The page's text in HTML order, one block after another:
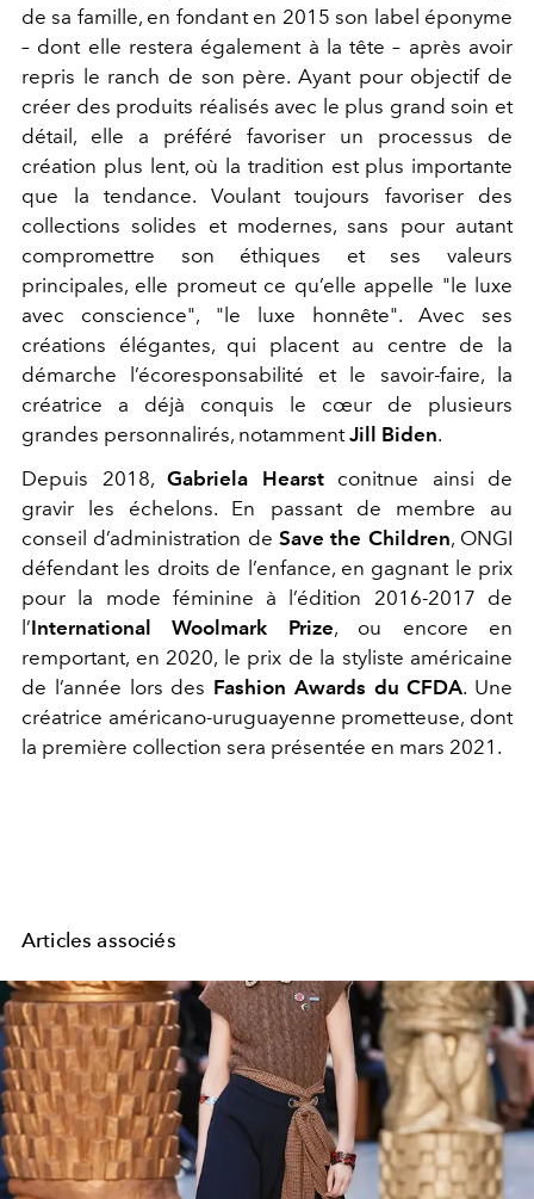
de sa famille, en fondant en 2015 son label éponyme
– dont elle restera également à la tête – après avoir
repris le ranch de son père. Ayant pour objectif de
créer des produits réalisés avec le plus grand soin et
détail, elle a préféré favoriser un processus de
création plus lent, où la tradition est plus importante
que la tendance. Voulant toujours favoriser des
collections solides et modernes, sans pour autant
compromettre son éthiques et ses valeurs
principales, elle promeut ce qu’elle appelle "le luxe
avec conscience", "le luxe honnête". Avec ses
créations élégantes, qui placent au centre de la
démarche l’écoresponsabilité et le savoir-faire, la
créatrice a déjà conquis le cœur de plusieurs
grandes personnalirés, notammentJill Biden.
Depuis 2018, Gabriela Hearstconitnue ainsi de
gravir les échelons. En passant de membre au
conseil d’administration de Save the Children, ONGI
défendant les droits de l’enfance, en gagnant le prix
pour la mode féminine à l’édition 2016-2017 de
l’International Woolmark Prize, ou encore en
remportant, en 2020, le prix de la styliste américaine
de l’année lors des Fashion Awards du CFDA. Une
créatrice américano-uruguayenne prometteuse, dont
la première collection sera présentée en mars 2021.
Articles associés